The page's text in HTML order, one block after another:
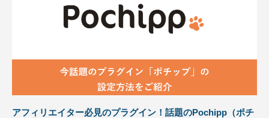
トが構築出来る「TCD」テーマについて紹
介致します。
のPochipp（ポチッ
い
アフィリエイター必見のプラグイン！話題のPochipp（ポチ